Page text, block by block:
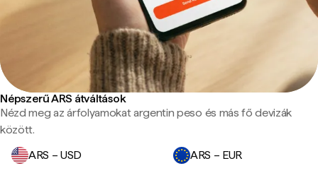
Népszerű ARS átváltások
Nézd meg az árfolyamokat argentin peso és más fő devizák
között.
ARS – USD
ARS – EUR